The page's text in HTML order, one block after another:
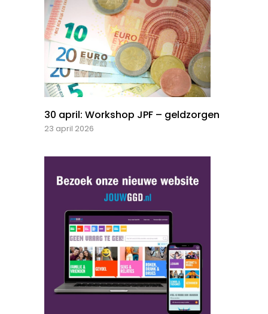
30 april: Workshop JPF – geldzorgen
23 april 2026